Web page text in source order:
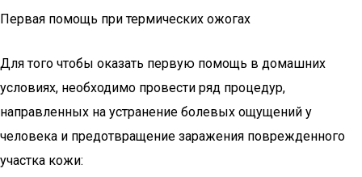
Первая помощь при термических ожогах
Для того чтобы оказать первую помощь в домашних
условиях, необходимо провести ряд процедур,
направленных на устранение болевых ощущений у
человека и предотвращение заражения поврежденного
участка кожи: